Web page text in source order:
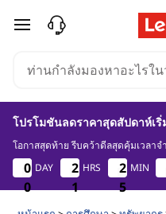
ก
ร
พั
ฒ
ข้ามไปที่เนื้อหาหลัก
โปรโมชันลดราคาสุดสัปดาห์เริ่
โอกาสสุดท้าย รีบคว้าดีลสุดคุ้มเวลา
0
0
0
0
0
0
0
0
DAY
2
1
2
1
2
1
2
1
HRS
2
5
2
5
2
5
2
5
MIN